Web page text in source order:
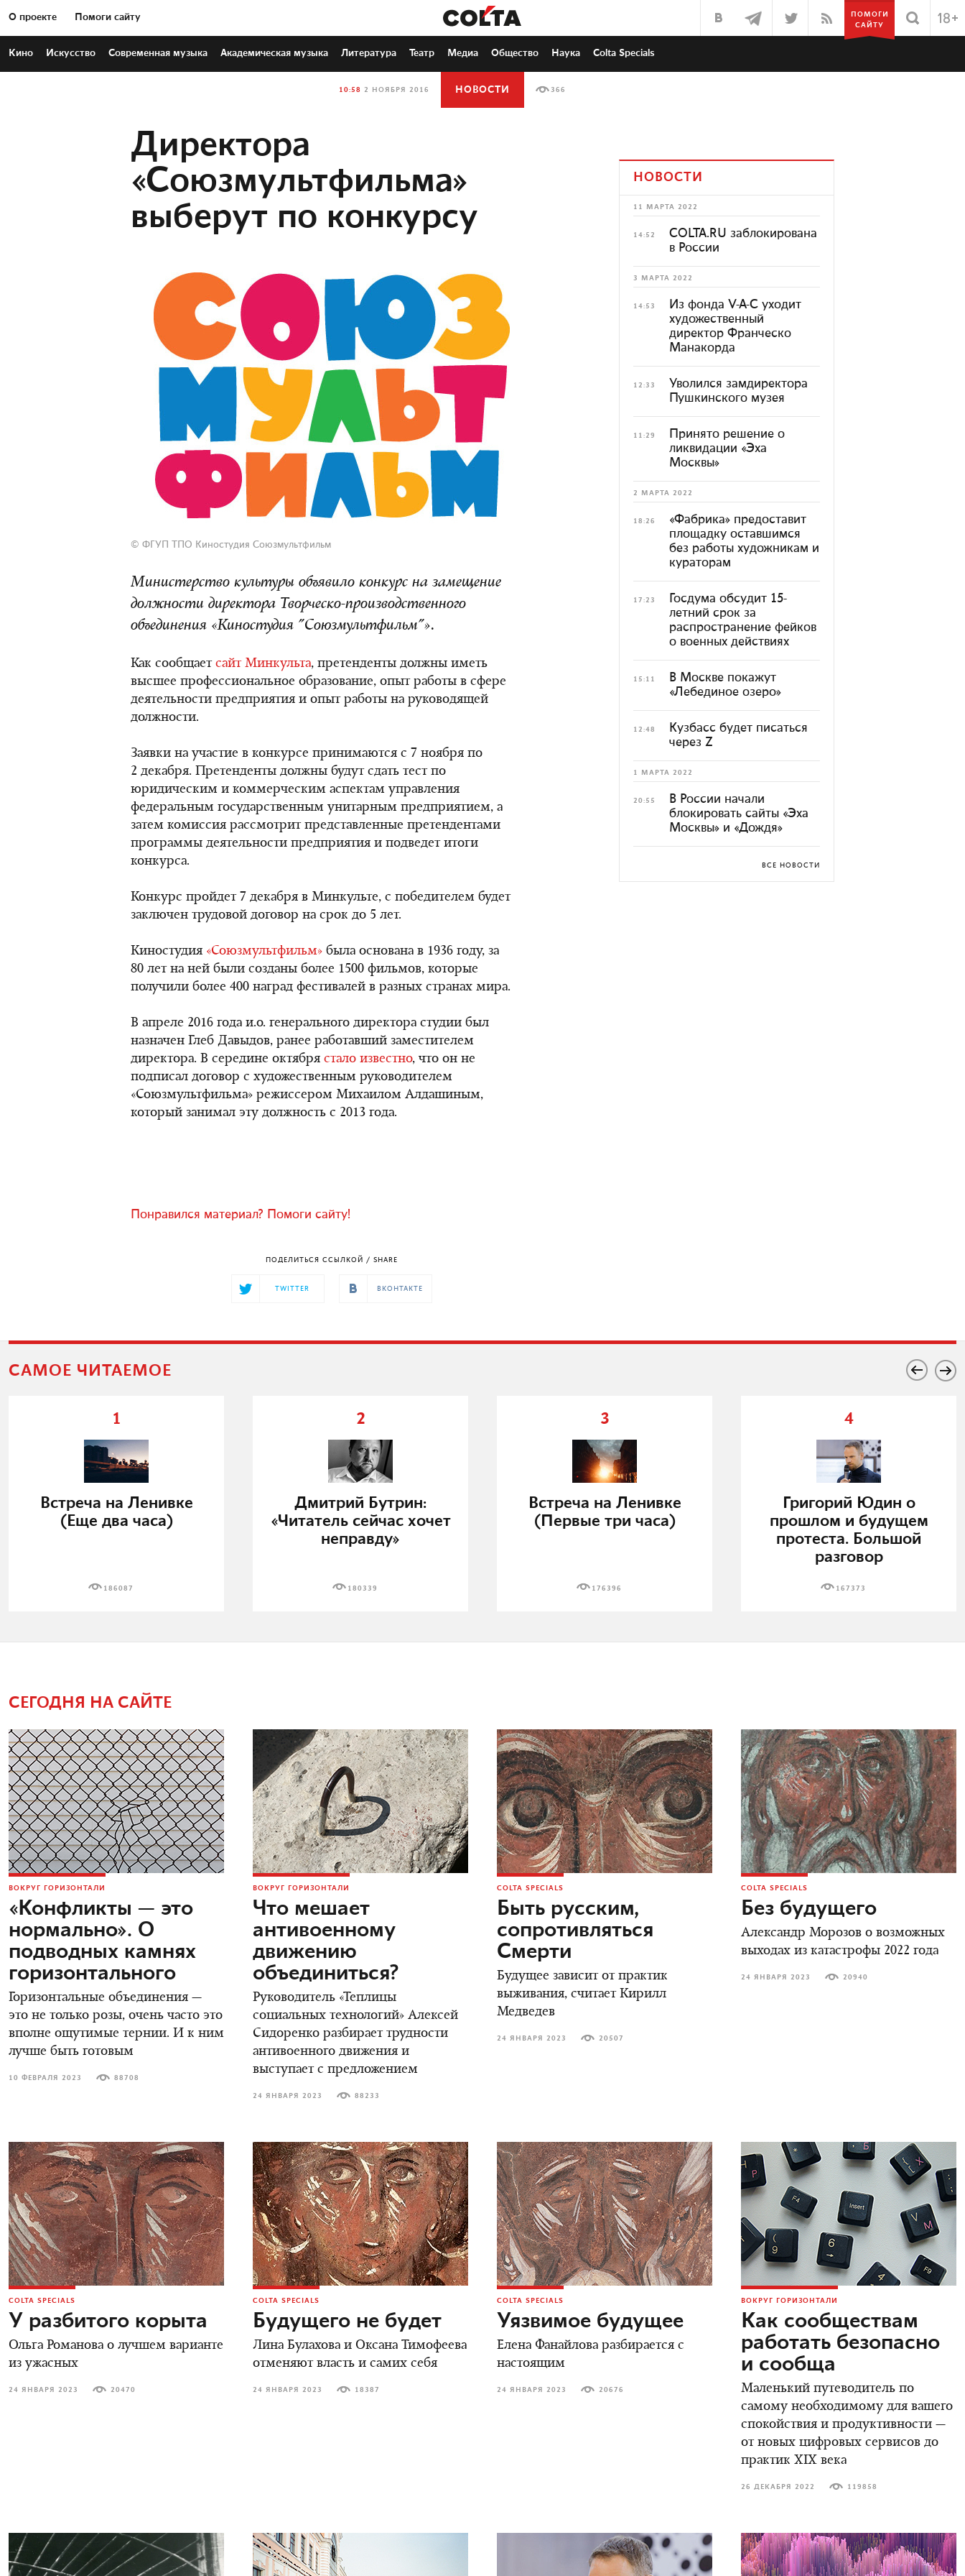
О проекте Помоги сайту
ПОМОГИ
САЙТУ
Кино Искусство Современная музыка Академическая музыка Литература Театр Медиа Общество Наука Colta Specials
10:58 2 НОЯБРЯ 2016 НОВОСТИ 366
Директора
«Союзмультфильма»
выберут по конкурсу
© ФГУП ТПО Киностудия Союзмультфильм
Министерство культуры объявило конкурс на замещение
должности директора Творческо-производственного
объединения «Киностудия "Союзмультфильм"».
Как сообщает сайт Минкульта, претенденты должны иметь
высшее профессиональное образование, опыт работы в сфере
деятельности предприятия и опыт работы на руководящей
должности.
Заявки на участие в конкурсе принимаются с 7 ноября по
2 декабря. Претенденты должны будут сдать тест по
юридическим и коммерческим аспектам управления
федеральным государственным унитарным предприятием, а
затем комиссия рассмотрит представленные претендентами
программы деятельности предприятия и подведет итоги
конкурса.
Конкурс пройдет 7 декабря в Минкульте, с победителем будет
заключен трудовой договор на срок до 5 лет.
Киностудия «Союзмультфильм» была основана в 1936 году, за
80 лет на ней были созданы более 1500 фильмов, которые
получили более 400 наград фестивалей в разных странах мира.
В апреле 2016 года и.о. генерального директора студии был
назначен Глеб Давыдов, ранее работавший заместителем
директора. В середине октября стало известно, что он не
подписал договор c художественным руководителем
«Союзмультфильма» режиссером Михаилом Алдашиным,
который занимал эту должность с 2013 года.
Понравился материал? Помоги сайту!
ПОДЕЛИТЬСЯ ССЫЛКОЙ / SHARE
TWITTER ВКОНТАКТЕ
НОВОСТИ
11 МАРТА 2022
14:52
COLTA.RU заблокирована
в России
3 МАРТА 2022
14:53
Из фонда V-A-C уходит
художественный
директор Франческо
Манакорда
12:33
Уволился замдиректора
Пушкинского музея
11:29
Принято решение о
ликвидации «Эха
Москвы»
2 МАРТА 2022
18:26
«Фабрика» предоставит
площадку оставшимся
без работы художникам и
кураторам
17:23
Госдума обсудит 15-
летний срок за
распространение фейков
о военных действиях
15:11
В Москве покажут
«Лебединое озеро»
12:48
Кузбасс будет писаться
через Z
1 МАРТА 2022
20:55
В России начали
блокировать сайты «Эха
Москвы» и «Дождя»
ВСЕ НОВОСТИ
САМОЕ ЧИТАЕМОЕ
1
Встреча на Ленивке
(Еще два часа)
186087
2
Дмитрий Бутрин:
«Читатель сейчас хочет
неправду»
180339
3
Встреча на Ленивке
(Первые три часа)
176396
4
Григорий Юдин о
прошлом и будущем
протеста. Большой
разговор
167373
СЕГОДНЯ НА САЙТЕ
ВОКРУГ ГОРИЗОНТАЛИ
«Конфликты — это
нормально». О
подводных камнях
горизонтального
Горизонтальные объединения —
это не только розы, очень часто это
вполне ощутимые тернии. И к ним
лучше быть готовым
10 ФЕВРАЛЯ 2023 88708
ВОКРУГ ГОРИЗОНТАЛИ
Что мешает
антивоенному
движению
объединиться?
Руководитель «Теплицы
социальных технологий» Алексей
Сидоренко разбирает трудности
антивоенного движения и
выступает с предложением
24 ЯНВАРЯ 2023 88233
COLTA SPECIALS
Быть русским,
сопротивляться
Смерти
Будущее зависит от практик
выживания, считает Кирилл
Медведев
24 ЯНВАРЯ 2023 20507
COLTA SPECIALS
Без будущего
Александр Морозов о возможных
выходах из катастрофы 2022 года
24 ЯНВАРЯ 2023 20940
COLTA SPECIALS
У разбитого корыта
Ольга Романова о лучшем варианте
из ужасных
24 ЯНВАРЯ 2023 20470
COLTA SPECIALS
Будущего не будет
Лина Булахова и Оксана Тимофеева
отменяют власть и самих себя
24 ЯНВАРЯ 2023 18387
COLTA SPECIALS
Уязвимое будущее
Елена Фанайлова разбирается с
настоящим
24 ЯНВАРЯ 2023 20676
ВОКРУГ ГОРИЗОНТАЛИ
Как сообществам
работать безопасно
и сообща
Маленький путеводитель по
самому необходимому для вашего
спокойствия и продуктивности —
от новых цифровых сервисов до
практик XIX века
26 ДЕКАБРЯ 2022 119858